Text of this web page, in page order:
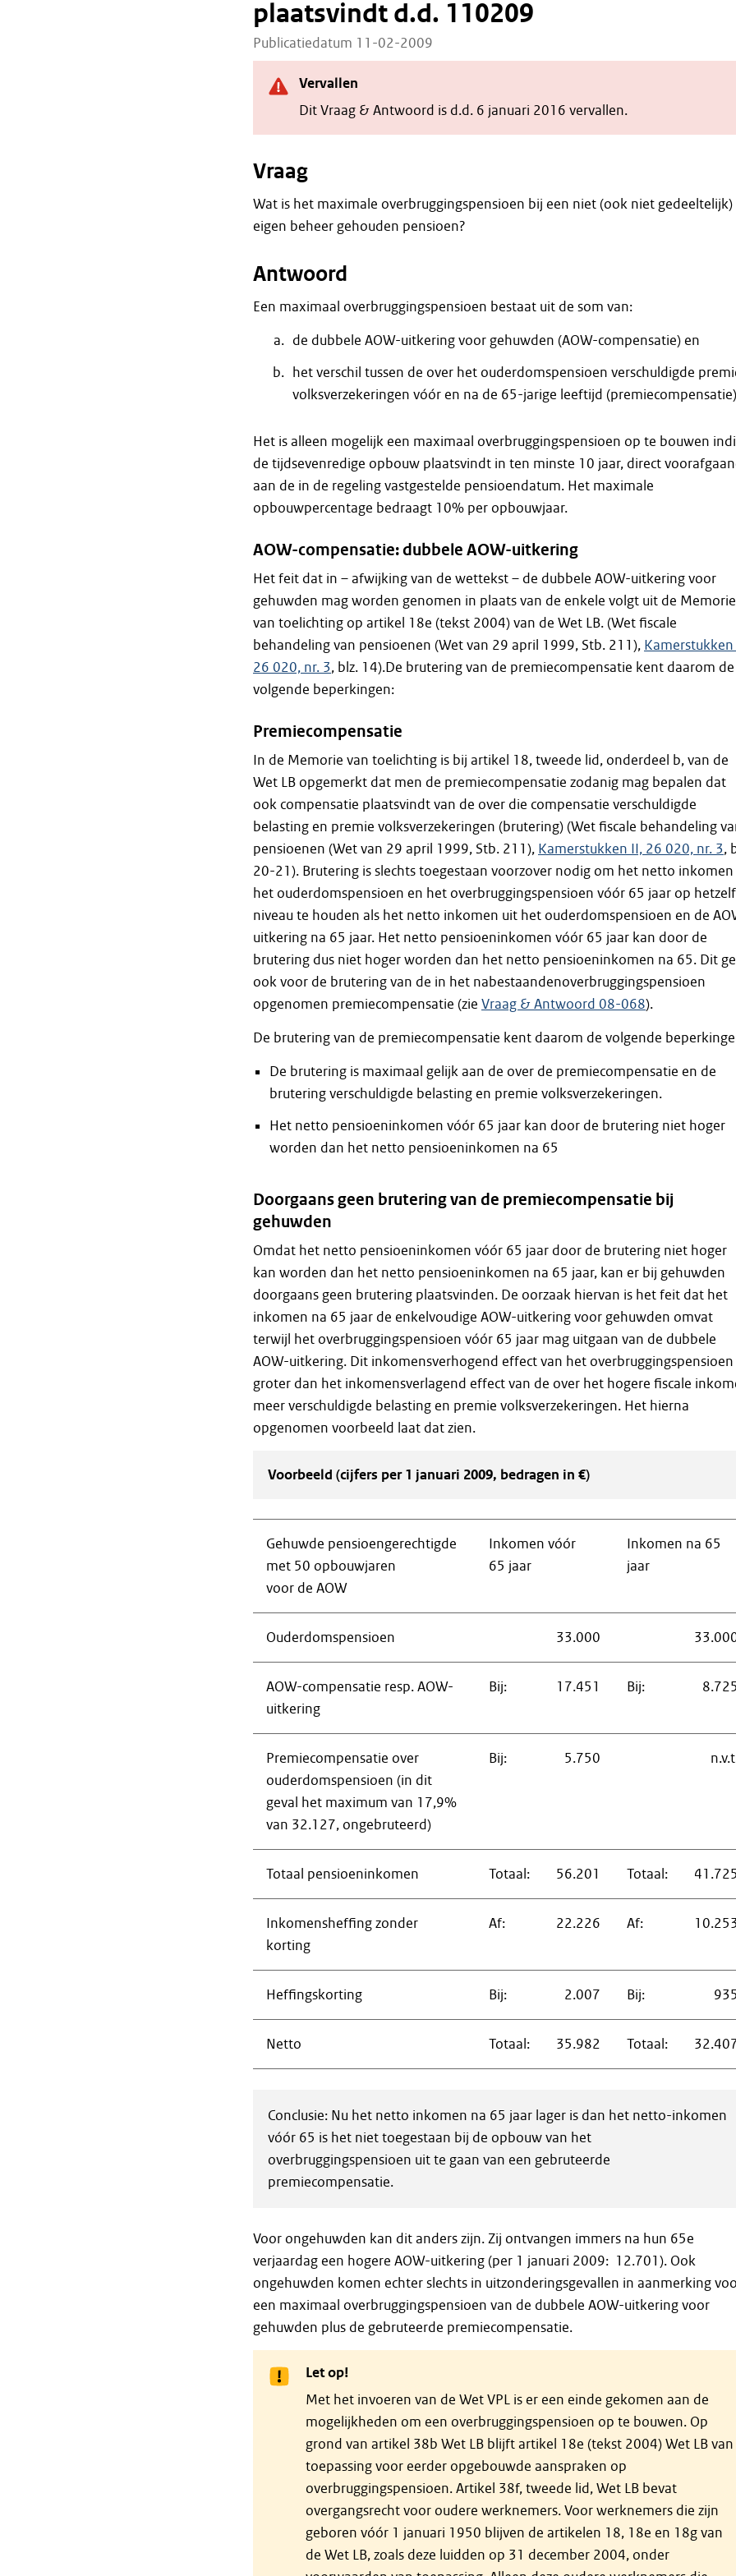
plaatsvindt d.d. 110209
Publicatiedatum 11-02-2009
Vervallen
Dit Vraag & Antwoord is d.d. 6 januari 2016 vervallen.
Vraag
Wat is het maximale overbruggingspensioen bij een niet (ook niet gedeeltelijk)
eigen beheer gehouden pensioen?
Antwoord
Een maximaal overbruggingspensioen bestaat uit de som van:
de dubbele AOW-uitkering voor gehuwden (AOW-compensatie) en
het verschil tussen de over het ouderdomspensioen verschuldigde
volksverzekeringen vóór en na de 65-jarige leeftijd
Het is alleen mogelijk een maximaal overbruggingspensioen op te bouwen
de tijdsevenredige opbouw plaatsvindt in ten minste 10 jaar, direct
aan de in de regeling vastgestelde pensioendatum. Het maximale
opbouwpercentage bedraagt 10% per opbouwjaar.
AOW-compensatie: dubbele AOW-uitkering
Het feit dat in – afwijking van de wettekst – de dubbele AOW-uitkering voor
gehuwden mag worden genomen in plaats van de enkele volgt uit de Memorie
van toelichting op artikel 18e (tekst 2004) van de Wet LB. (Wet fiscale
behandeling van pensioenen (Wet van 29 april 1999, Stb. 211), Kamerstukken
26 020, nr. 3, blz. 14).De brutering van de premiecompensatie kent daarom de
volgende beperkingen:
Premiecompensatie
In de Memorie van toelichting is bij artikel 18, tweede lid, onderdeel b, van de
Wet LB opgemerkt dat men de premiecompensatie zodanig mag bepalen dat
ook compensatie plaatsvindt van de over die compensatie verschuldigde
belasting en premie volksverzekeringen (brutering) (Wet fiscale behandeling
pensioenen (Wet van 29 april 1999, Stb. 211), Kamerstukken II, 26 020, nr. 3,
20-21). Brutering is slechts toegestaan voorzover nodig om het netto
het ouderdomspensioen en het overbruggingspensioen vóór 65 jaar op
niveau te houden als het netto inkomen uit het ouderdomspensioen en de
uitkering na 65 jaar. Het netto pensioeninkomen vóór 65 jaar kan door de
brutering dus niet hoger worden dan het netto pensioeninkomen na 65. Dit
ook voor de brutering van de in het nabestaandenoverbruggingspensioen
opgenomen premiecompensatie (zie Vraag & Antwoord 08-068).
De brutering van de premiecompensatie kent daarom de volgende
De brutering is maximaal gelijk aan de over de premiecompensatie en de
brutering verschuldigde belasting en premie volksverzekeringen.
Het netto pensioeninkomen vóór 65 jaar kan door de brutering niet hoger
worden dan het netto pensioeninkomen na 65
Doorgaans geen brutering van de premiecompensatie bij
gehuwden
Omdat het netto pensioeninkomen vóór 65 jaar door de brutering niet hoger
kan worden dan het netto pensioeninkomen na 65 jaar, kan er bij gehuwden
doorgaans geen brutering plaatsvinden. De oorzaak hiervan is het feit dat het
inkomen na 65 jaar de enkelvoudige AOW-uitkering voor gehuwden omvat
terwijl het overbruggingspensioen vóór 65 jaar mag uitgaan van de dubbele
AOW-uitkering. Dit inkomensverhogend effect van het overbruggingspensioen
groter dan het inkomensverlagend effect van de over het hogere fiscale
meer verschuldigde belasting en premie volksverzekeringen. Het hierna
opgenomen voorbeeld laat dat zien.
Voorbeeld (cijfers per 1 januari 2009, bedragen in €)
Gehuwde pensioengerechtigde
met 50 opbouwjaren
voor de AOW
Inkomen vóór
65 jaar
Inkomen na 65
jaar
Ouderdomspensioen 33.000
AOW-compensatie resp. AOW-
uitkering
Bij: 17.451 Bij: 8.725
Premiecompensatie over
ouderdomspensioen (in dit
geval het maximum van 17,9%
van 32.127, ongebruteerd)
Bij: 5.750
Totaal pensioeninkomen Totaal: 56.201 Totaal: 41.725
Inkomensheffing zonder
korting
Af: 22.226 Af: 10.253
Heffingskorting Bij: 2.007 Bij: 935
Netto Totaal: 35.982 Totaal:
Conclusie: Nu het netto inkomen na 65 jaar lager is dan het netto-inkomen
vóór 65 is het niet toegestaan bij de opbouw van het
overbruggingspensioen uit te gaan van een gebruteerde
premiecompensatie.
Voor ongehuwden kan dit anders zijn. Zij ontvangen immers na hun 65e
verjaardag een hogere AOW-uitkering (per 1 januari 2009:  12.701). Ook
ongehuwden komen echter slechts in uitzonderingsgevallen in aanmerking
een maximaal overbruggingspensioen van de dubbele AOW-uitkering voor
gehuwden plus de gebruteerde premiecompensatie.
Let op!
Met het invoeren van de Wet VPL is er een einde gekomen aan de
mogelijkheden om een overbruggingspensioen op te bouwen. Op
grond van artikel 38b Wet LB blijft artikel 18e (tekst 2004) Wet LB van
toepassing voor eerder opgebouwde aanspraken op
overbruggingspensioen. Artikel 38f, tweede lid, Wet LB bevat
overgangsrecht voor oudere werknemers. Voor werknemers die zijn
geboren vóór 1 januari 1950 blijven de artikelen 18, 18e en 18g van
de Wet LB, zoals deze luidden op 31 december 2004, onder